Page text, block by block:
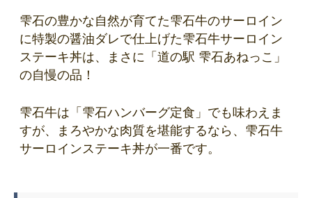
雫石の豊かな自然が育てた雫石牛のサーロイン
に特製の醤油ダレで仕上げた雫石牛サーロイン
ステーキ丼は、まさに「道の駅 雫石あねっこ」
の自慢の品！
雫石牛は「雫石ハンバーグ定食」でも味わえま
すが、まろやかな肉質を堪能するなら、雫石牛
サーロインステーキ丼が一番です。